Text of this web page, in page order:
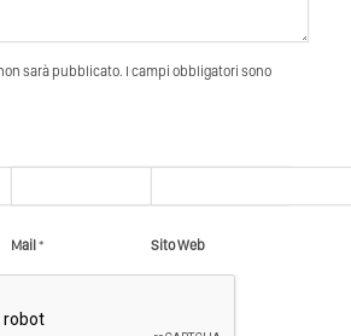
sarà pubblicato. I campi obbligatori sono
Mail* Sito Web